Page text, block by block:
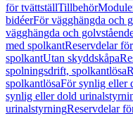
för tvättställTillbehör
bidéerFör vägghängda och
vägghängda och
med spolkantReservdelar
spolkantUtan skyddskåpa
spolningsdrift, spolkantlösa
spolkantlösaFör synlig eller
synlig eller dold
urinalstyrningReservdelar